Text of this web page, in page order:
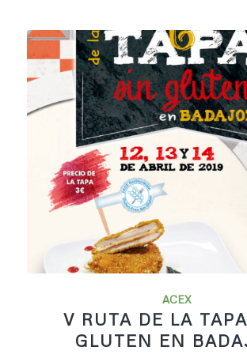
ACEX
V RUTA DE LA
GLUTEN EN